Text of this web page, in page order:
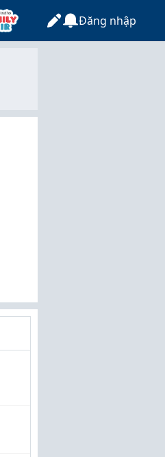
Đăng nhập